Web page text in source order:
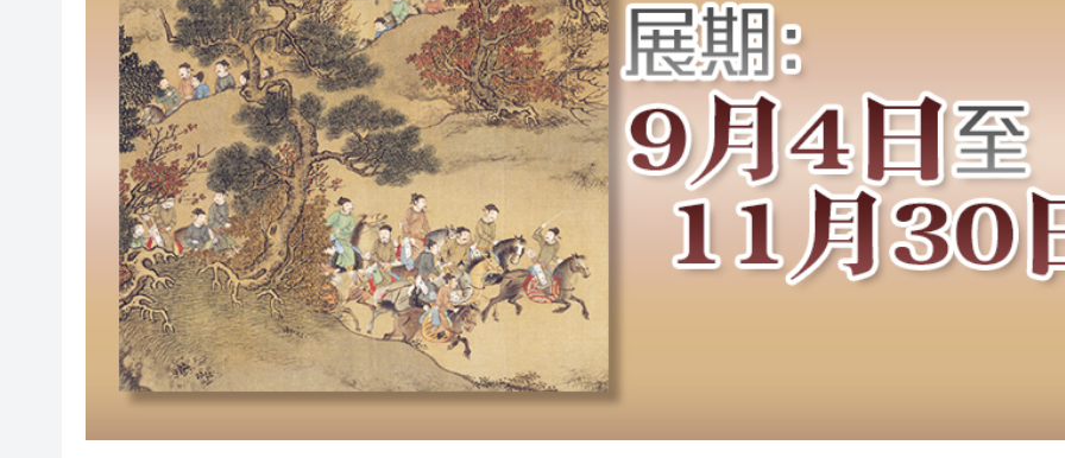
國家防總對江蘇、安徽啟動防汛防颱風四級應急響應